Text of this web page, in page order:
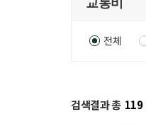
전체
검색결과 총 119